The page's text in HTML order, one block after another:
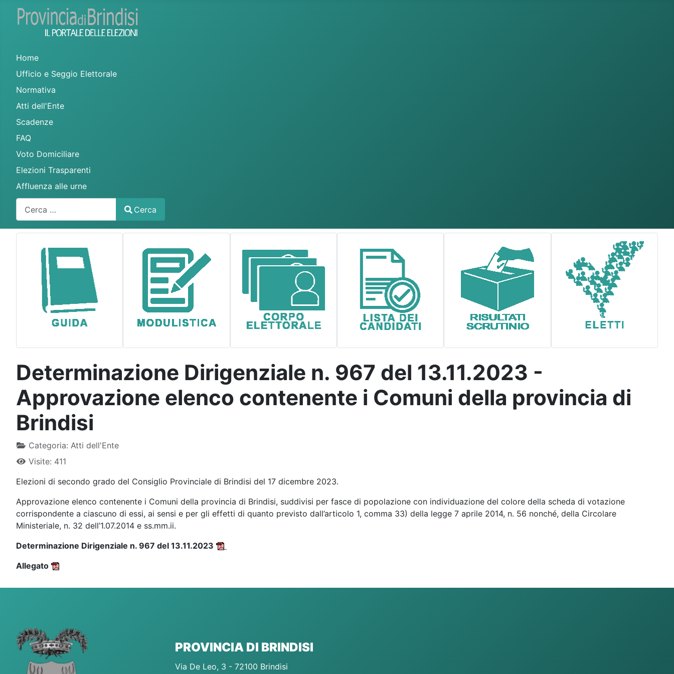
Home
Ufficio e Seggio Elettorale
Normativa
Atti dell'Ente
Scadenze
FAQ
Voto Domiciliare
Elezioni Trasparenti
Affluenza alle urne
Type 2 or more characters for results.
Cerca
Determinazione Dirigenziale n. 967 del 13.11.2023 -
Approvazione elenco contenente i Comuni della provincia di
Brindisi
Categoria: Atti dell'Ente
Visite: 411
Elezioni di secondo grado del Consiglio Provinciale di Brindisi del 17 dicembre 2023.
Approvazione elenco contenente i Comuni della provincia di Brindisi, suddivisi per fasce di popolazione con individuazione del colore della scheda di votazione
corrispondente a ciascuno di essi, ai sensi e per gli effetti di quanto previsto dall’articolo 1, comma 33) della legge 7 aprile 2014, n. 56 nonché, della Circolare
Ministeriale, n. 32 dell’1.07.2014 e ss.mm.ii.
Determinazione Dirigenziale n. 967 del 13.11.2023
Allegato
PROVINCIA DI BRINDISI
Via De Leo, 3 - 72100 Brindisi